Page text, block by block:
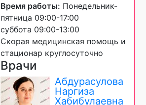
Время работы: Понедельник-
пятница 09:00-17:00
суббота 09:00-13:00
Скорая медицинская помощь и
стационар круглосуточно
Врачи
Абдурасулова
Наргиза
Хабибулаевна